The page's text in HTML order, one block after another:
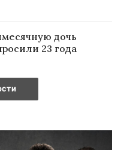
дочь
23 года